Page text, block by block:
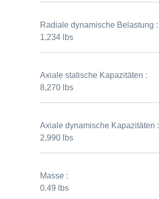
Radiale dynamische Belastung :
1,234 lbs
Axiale statische Kapazitäten :
8,270 lbs
Axiale dynamische Kapazitäten :
2,990 lbs
Masse :
0.49 lbs